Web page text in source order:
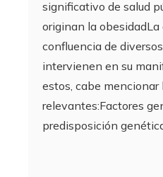
significativo de salud
originan la obesidadLa
confluencia de
intervienen en su
estos, cabe mencionar
relevantes:Factores
predisposición